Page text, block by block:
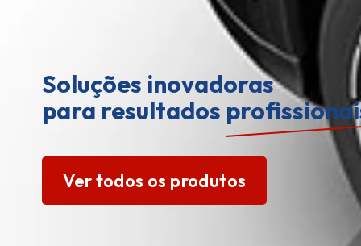
Soluções inovadoras
para resultados
Ver todos os produtos